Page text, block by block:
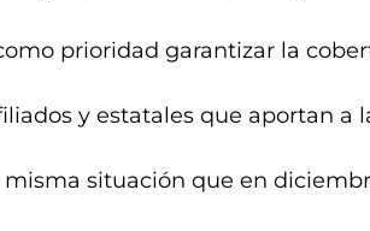
prioridad garantizar la
y estatales que aportan a
situación que en